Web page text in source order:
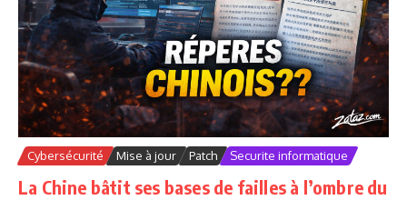
Cybersécurité Mise à jour Patch Securite informatique
La Chine bâtit ses bases de failles à l’ombre du